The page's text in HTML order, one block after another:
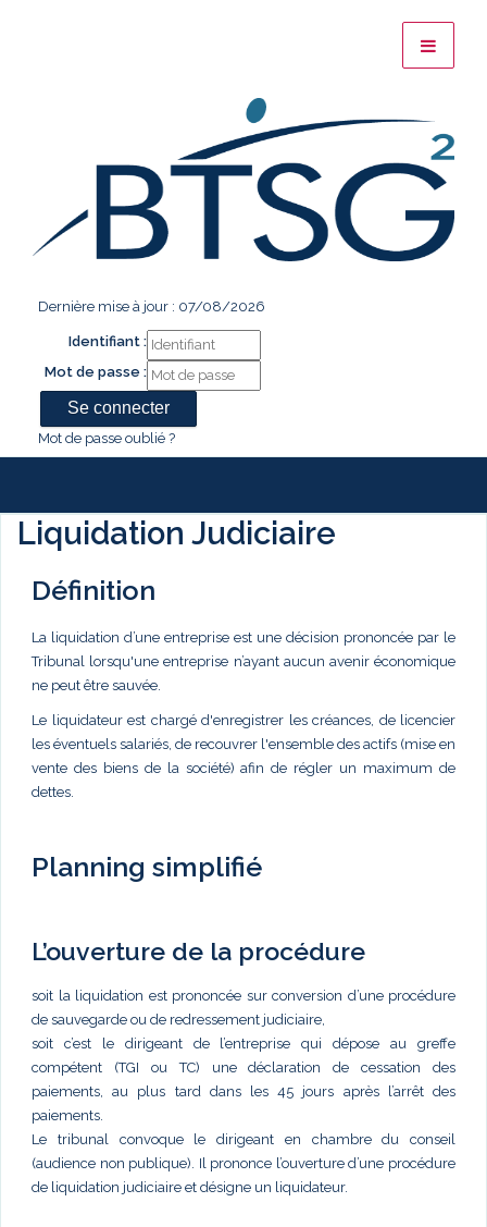
Dernière mise à jour : 07/08/2026
Identifiant :
Mot de passe :
Mot de passe oublié ?
Liquidation Judiciaire
Définition
La liquidation d’une entreprise est une décision prononcée par le
Tribunal lorsqu'une entreprise n’ayant aucun avenir économique
ne peut être sauvée.
Le liquidateur est chargé d'enregistrer les créances, de licencier
les éventuels salariés, de recouvrer l'ensemble des actifs (mise en
vente des biens de la société) afin de régler un maximum de
dettes.
Planning simplifié
L’ouverture de la procédure
soit la liquidation est prononcée sur conversion d’une procédure
de sauvegarde ou de redressement judiciaire,
soit c’est le dirigeant de l’entreprise qui dépose au greffe
compétent (TGI ou TC) une déclaration de cessation des
paiements, au plus tard dans les 45 jours après l’arrêt des
paiements.
Le tribunal convoque le dirigeant en chambre du conseil
(audience non publique). Il prononce l’ouverture d’une procédure
de liquidation judiciaire et désigne un liquidateur.